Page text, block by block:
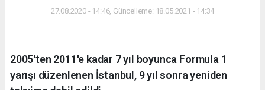
27.08.2020 - 14:46, Güncelleme: 18.05.2021 - 14:34
2005'ten 2011'e kadar 7 yıl boyunca Formula 1
yarışı düzenlenen İstanbul, 9 yıl sonra yeniden